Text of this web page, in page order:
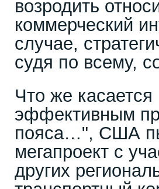
возродить
коммерческий
случае,
судя по всему,
Что же
эффективным
пояса…", США
мегапроект с
других